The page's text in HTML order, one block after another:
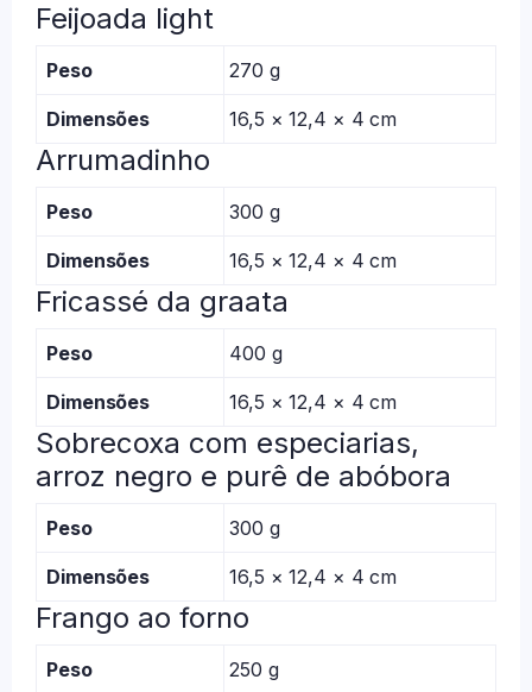
Feijoada light
Peso 270 g
Dimensões 16,5 × 12,4 × 4 cm
Arrumadinho
Peso 300 g
Dimensões 16,5 × 12,4 × 4 cm
Fricassé da graata
Peso 400 g
Dimensões 16,5 × 12,4 × 4 cm
Sobrecoxa com especiarias,
arroz negro e purê de abóbora
Peso 300 g
Dimensões 16,5 × 12,4 × 4 cm
Frango ao forno
Peso 250 g